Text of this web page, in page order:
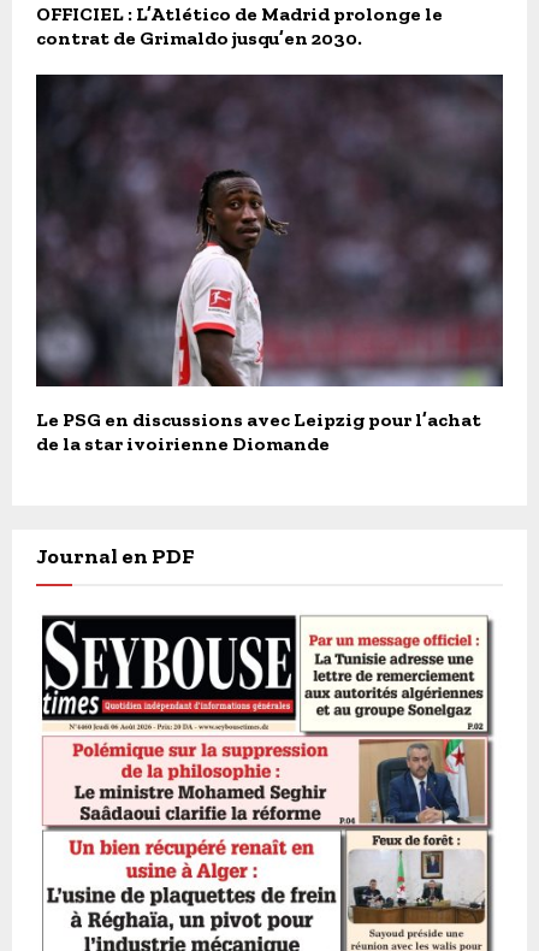
OFFICIEL : L’Atlético de Madrid prolonge le
contrat de Grimaldo jusqu’en 2030.
Le PSG en discussions avec Leipzig pour l’achat
de la star ivoirienne Diomande
Journal en PDF